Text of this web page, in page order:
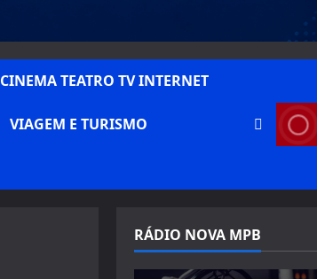
CINEMA TEATRO TV INTERNET
VIAGEM E TURISMO
RÁDIO NOVA MPB